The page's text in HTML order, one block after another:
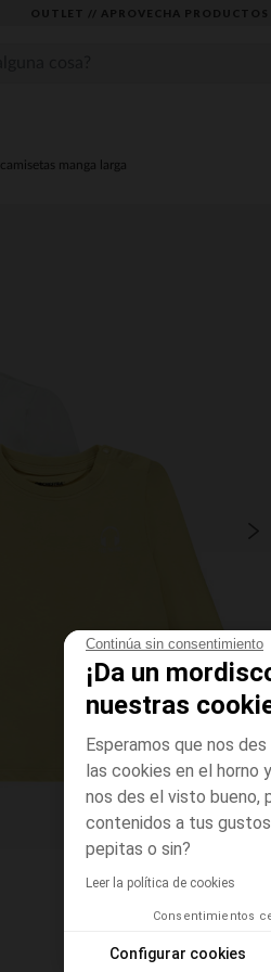
Continúa sin consentimiento
¡Da un
nuestras
Esperamos que nos
las cookies en el horno
nos des el visto bueno,
contenidos a tus
pepitas o sin?
Leer la política de cookies
Consentimientos
Configurar cookies
OUTLET // APROVECHA PRODUCTOS
camisetas manga larga